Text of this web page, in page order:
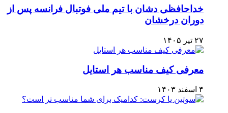
خداحافظی دشان با تیم ملی فوتبال فرانسه پس از
دوران درخشان
۲۷ تیر ۱۴۰۵
معرفی کیف مناسب هر استایل
۴ اسفند ۱۴۰۳